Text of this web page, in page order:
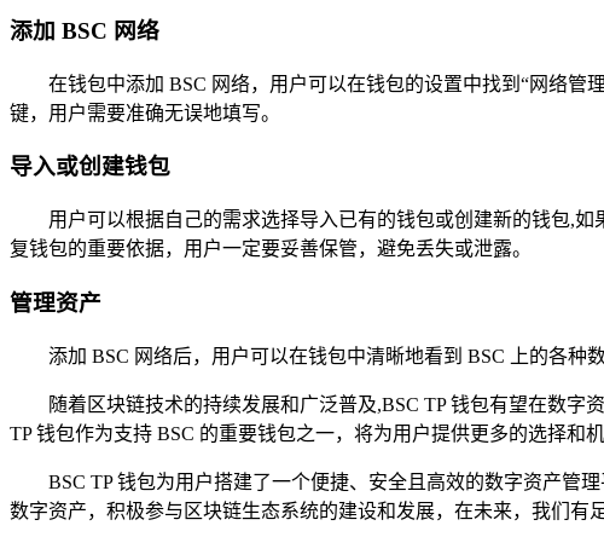
添加 BSC 网络
在钱包中添加 BSC 网络，用户可以在钱包的设置中找到“网络管
键，用户需要准确无误地填写。
导入或创建钱包
用户可以根据自己的需求选择导入已有的钱包或创建新的钱包,
复钱包的重要依据，用户一定要妥善保管，避免丢失或泄露。
管理资产
添加 BSC 网络后，用户可以在钱包中清晰地看到 BSC 上的各种
随着区块链技术的持续发展和广泛普及,BSC TP 钱包有望在数字
TP 钱包作为支持 BSC 的重要钱包之一，将为用户提供更多的选择和
BSC TP 钱包为用户搭建了一个便捷、安全且高效的数字资产管
数字资产，积极参与区块链生态系统的建设和发展，在未来，我们有